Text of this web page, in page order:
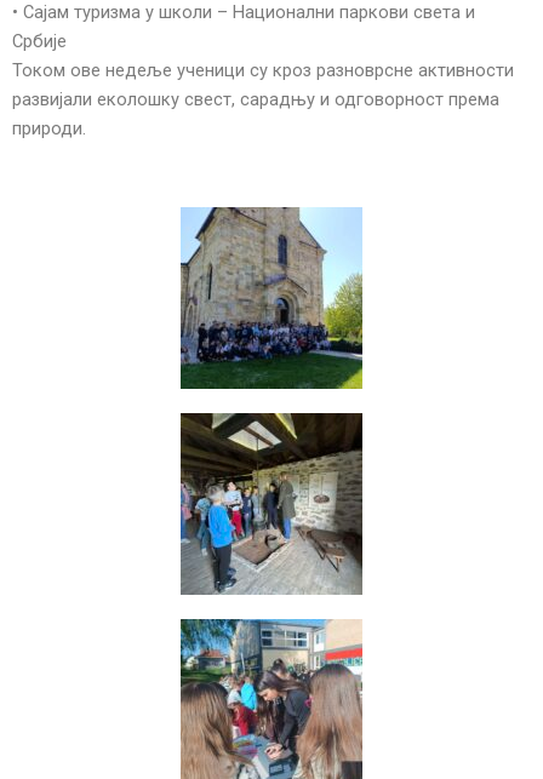
• Сајам туризма у школи – Национални паркови света и
Србије
Током ове недеље ученици су кроз разноврсне активности
развијали еколошку свест, сарадњу и одговорност према
природи.